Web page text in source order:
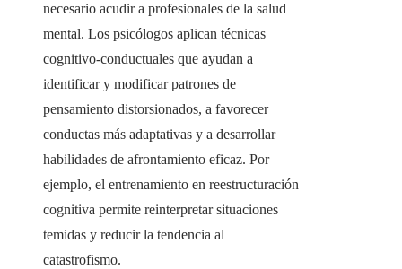
necesario acudir a profesionales de la salud
mental. Los psicólogos aplican técnicas
cognitivo-conductuales que ayudan a
identificar y modificar patrones de
pensamiento distorsionados, a favorecer
conductas más adaptativas y a desarrollar
habilidades de afrontamiento eficaz. Por
ejemplo, el entrenamiento en reestructuración
cognitiva permite reinterpretar situaciones
temidas y reducir la tendencia al
catastrofismo.